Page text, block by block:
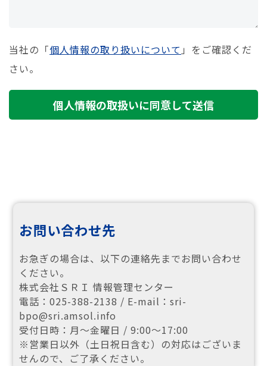
当社の「個人情報の取り扱いについて 」をご確認くだ
さい。
お問い合わせ先
お急ぎの場合は、以下の連絡先までお問い合わせ
ください。
株式会社ＳＲＩ 情報管理センター
電話：025-388-2138 / E-mail：sri-
bpo@sri.amsol.info
受付日時：月～金曜日 / 9:00～17:00
※営業日以外（土日祝日含む）の対応はございま
せんので、ご了承ください。